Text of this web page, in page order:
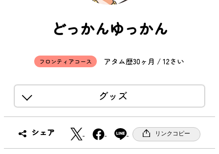
どっかんゆっかん
フロンティアコース アタム歴30ヶ月 / 12さい
グッズ
シェア
a
c
リンクコピー